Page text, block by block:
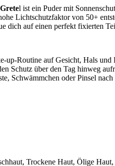
l ist ein Puder mit
Lichtschutzfaktor von 50+
dich auf einen perfekt fixierten
up-Routine auf Gesicht, Hals und
Schutz über den Tag hinweg
Schwämmchen oder Pinsel
Trockene Haut, Ölige